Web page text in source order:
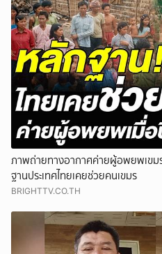
ภาพถ่ายทางอากาศค่ายผู้อพยพเขม
ฐานประเทศไทยเคยช่วยคนเขมร
BRIGHTTV.CO.TH